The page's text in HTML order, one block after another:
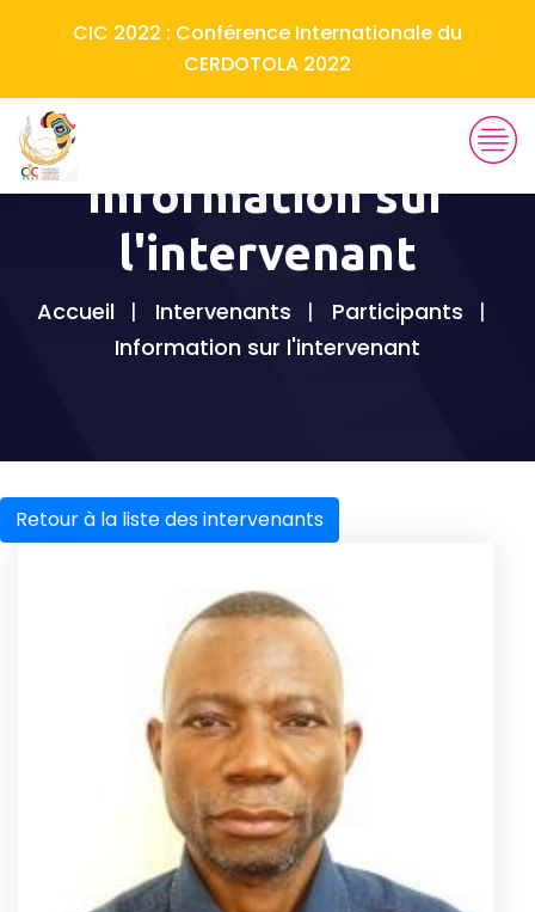
CIC 2022 : Conférence Internationale du
CERDOTOLA 2022
Information sur
l'intervenant
Accueil Intervenants
Participants
Information sur l'intervenant
Retour à la liste des intervenants